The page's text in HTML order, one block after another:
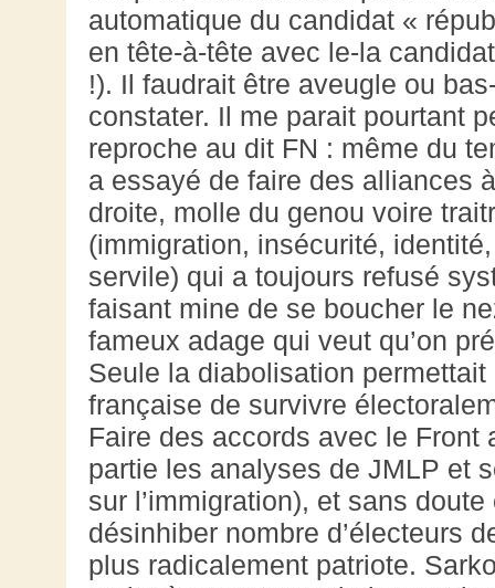
automatique du candidat «
en tête-à-tête avec le-la
!). Il faudrait être aveugle ou
constater. Il me parait pourtant
reproche au dit FN : même du
a essayé de faire des alliances
droite, molle du genou voire
(immigration, insécurité,
servile) qui a toujours refusé
faisant mine de se boucher le
fameux adage qui veut qu’on
Seule la diabolisation
française de survivre
Faire des accords avec le
partie les analyses de JMLP et
sur l’immigration), et sans
désinhiber nombre d’électeurs
plus radicalement patriote.